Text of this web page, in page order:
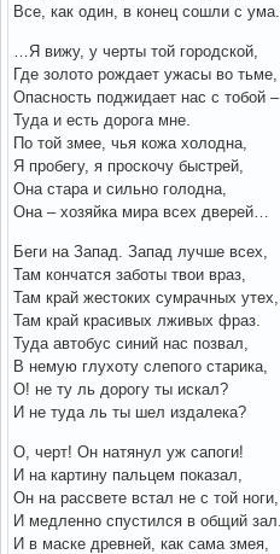
Все, как один, в конец сошли с ума.
…Я вижу, у черты той городской,
Где золото рождает ужасы во тьме,
Опасность поджидает нас с тобой –
Туда и есть дорога мне.
По той змее, чья кожа холодна,
Я пробегу, я проскочу быстрей,
Она стара и сильно голодна,
Она – хозяйка мира всех дверей…
Беги на Запад. Запад лучше всех,
Там кончатся заботы твои враз,
Там край жестоких сумрачных утех,
Там край красивых лживых фраз.
Туда автобус синий нас позвал,
В немую глухоту слепого старика,
О! не ту ль дорогу ты искал?
И не туда ль ты шел издалека?
О, черт! Он натянул уж сапоги!
И на картину пальцем показал,
Он на рассвете встал не с той ноги,
И медленно спустился в общий зал.
И в маске древней, как сама змея,